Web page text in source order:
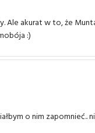
Ale akurat w to, że
:)
o nim zapomnieć..